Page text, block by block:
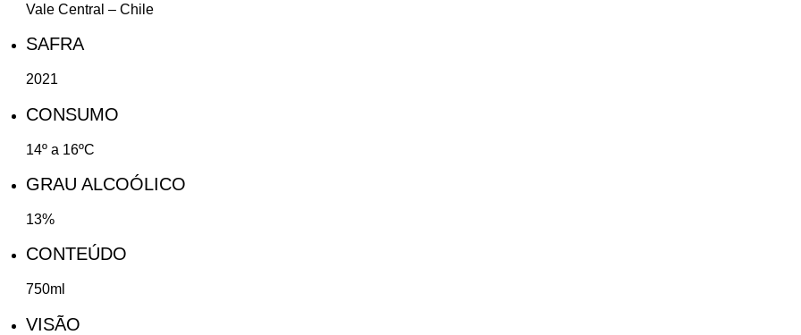
Vale Central – Chile
SAFRA
2021
CONSUMO
14º a 16ºC
GRAU ALCOÓLICO
13%
CONTEÚDO
750ml
VISÃO